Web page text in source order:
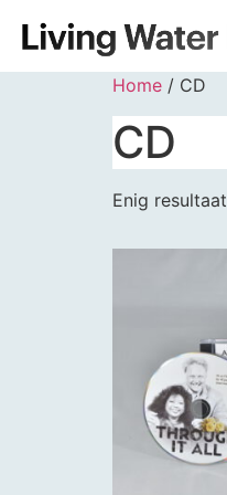
Home / CD
CD
Enig resultaat